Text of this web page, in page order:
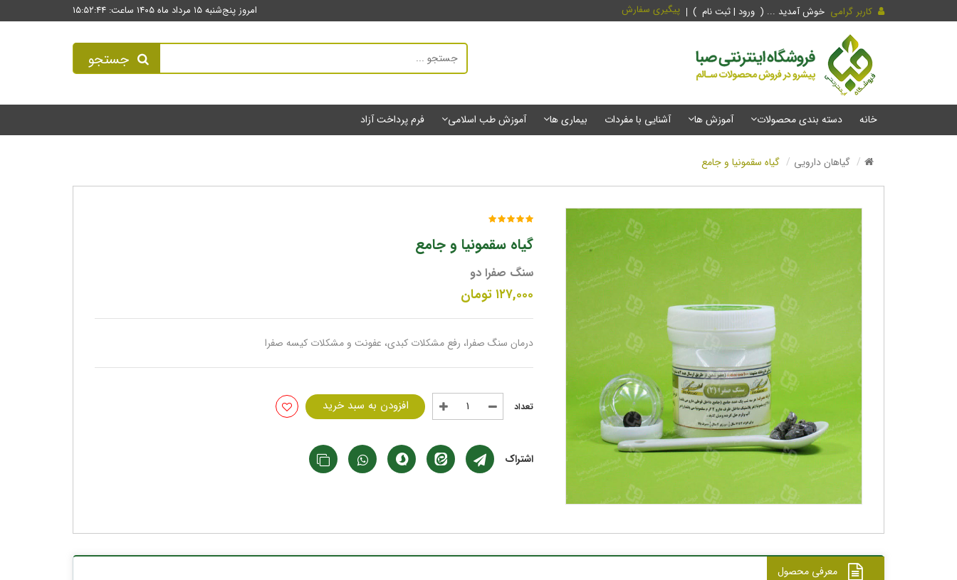
کاربر گرامی خوش آمدید ... ( ورود | ثبت نام ) پیگیری سفارش امروز پنج‌شنبه ۱۵ مرداد ماه ۱۴۰۵ ساعت: ۱۵:۵۲:۴۴
جستجو
خانه دسته بندی محصولات آموزش ها آشنایی با مفردات بیماری ها آموزش طب اسلامی فرم پرداخت آزاد
گیاهان دارویی گیاه سقمونیا و جامع
گیاه سقمونیا و جامع
سنگ صفرا دو
۱۲۷,۰۰۰تومان
درمان سنگ صفرا، رفع مشکلات کبدی، عفونت و مشکلات کیسه صفرا
افزودن به سبد خرید
اشتراک
معرفی محصول